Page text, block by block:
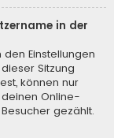
in der
Einstellungen
Sitzung
können nur
Online-
gezählt.